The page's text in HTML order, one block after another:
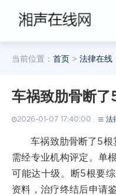
当前位置： 首页 > 法律在线
车祸致肋骨断了
2026-01-07 17:40:00 法
车祸致肋骨断了5根
需经专业机构评定。单
可能达十级。断5根要
资料，治疗终结后申请